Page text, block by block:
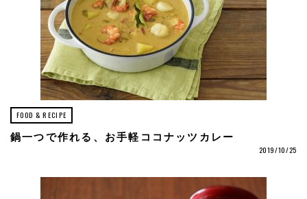
FOOD & RECIPE
鍋一つで作れる、お手軽ココナッツカレー
2019/10/25